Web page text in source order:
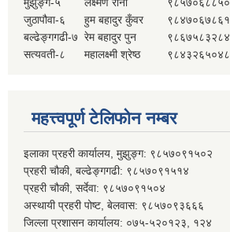
जुठापौवा-६
हुम बहादुर कुँवर
९८४७०६७८६१
बल्ढेङ्गगढी-७ रेम बहादुर पुन
९८६७५८३२८४
सत्यवती-८
महालक्ष्मी श्रेष्ठ ९८४३२६५०४८
महत्त्वपूर्ण टेलिफोन नम्बर
इलाका प्रहरी कार्यालय, मुझुङ्ग: ९८५७०९१५०२
प्रहरी चौकी, बल्ढेङ्गगढी: ९८५७०९१५१४
प्रहरी चौकी, सर्देवा: ९८५७०९१५०४
अस्थायी प्रहरी पोष्ट, बेलवास: ९८५७०९३६६६
जिल्ला प्रशासन कार्यालय: ०७५-५२०१२३, १२४